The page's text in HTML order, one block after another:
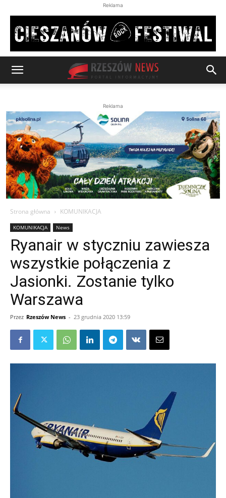
Reklama
Reklama
Strona główna KOMUNIKACJA
KOMUNIKACJA News
Ryanair w styczniu zawiesza
wszystkie połączenia z
Jasionki. Zostanie tylko
Warszawa
Przez Rzeszów News - 23 grudnia 2020 13:59